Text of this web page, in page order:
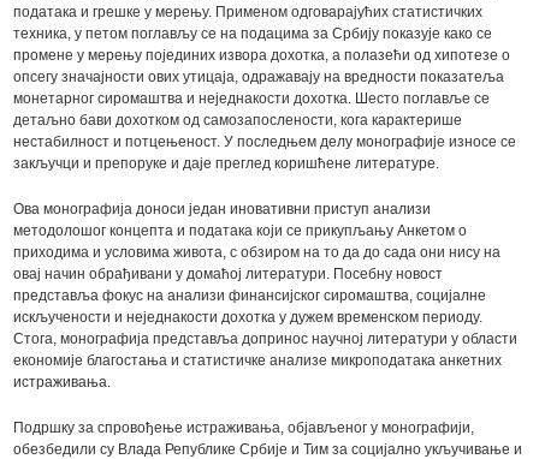
података и грешке у мерењу. Применом одговарајућих статистичких
техника, у петом поглављу се на подацима за Србију показује како се
промене у мерењу појединих извора дохотка, а полазећи од хипотезе о
опсегу значајности ових утицаја, одражавају на вредности показатеља
монетарног сиромаштва и неједнакости дохотка. Шесто поглавље се
детаљно бави дохотком од самозапослености, кога карактерише
нестабилност и потцењеност. У последњем делу монографије износе се
закључци и препоруке и даје преглед коришћене литературе.
Ова монографија доноси један иновативни приступ анализи
методолошог концепта и података који се прикупљању Анкетом о
приходима и условима живота, с обзиром на то да до сада они нису на
овај начин обрађивани у домаћој литератури. Посебну новост
представља фокус на анализи финансијског сиромаштва, социјалне
искључености и неједнакости дохотка у дужем временском периоду.
Стога, монографија представља допринос научној литератури у области
економије благостања и статистичке анализе микроподатака анкетних
истраживања.
Подршку за спровођење истраживања, објављеног у монографији,
обезбедили су Влада Републике Србије и Тим за социјално укључивање и